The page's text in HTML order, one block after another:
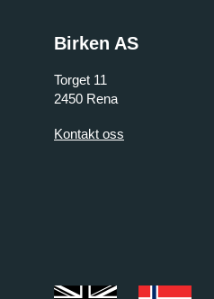
Birken AS
Torget 11
2450 Rena
Kontakt oss